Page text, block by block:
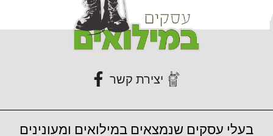
יצירת קשר
בעלי עסקים שנמצאים במילואים ומעונינים